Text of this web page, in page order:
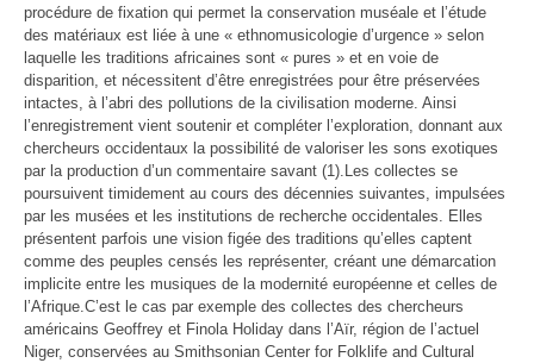
procédure de fixation qui permet la conservation muséale et l’étude
des matériaux est liée à une « ethnomusicologie d’urgence » selon
laquelle les traditions africaines sont « pures » et en voie de
disparition, et nécessitent d’être enregistrées pour être préservées
intactes, à l’abri des pollutions de la civilisation moderne. Ainsi
l’enregistrement vient soutenir et compléter l’exploration, donnant aux
chercheurs occidentaux la possibilité de valoriser les sons exotiques
par la production d’un commentaire savant (1). Les collectes se
poursuivent timidement au cours des décennies suivantes, impulsées
par les musées et les institutions de recherche occidentales. Elles
présentent parfois une vision figée des traditions qu’elles captent
comme des peuples censés les représenter, créant une démarcation
implicite entre les musiques de la modernité européenne et celles de
l’Afrique. C’est le cas par exemple des collectes des chercheurs
américains Geoffrey et Finola Holiday dans l’Aïr, région de l’actuel
Niger, conservées au Smithsonian Center for Folklife and Cultural